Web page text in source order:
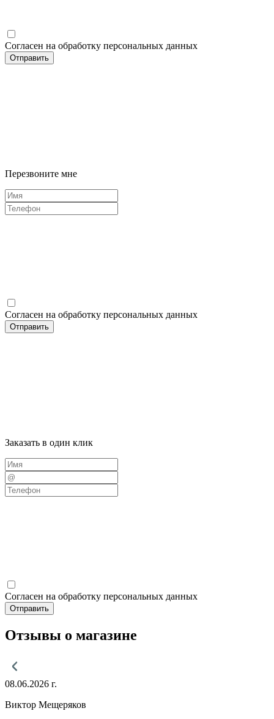
Согласен на обработку персональных данных
Отправить
Перезвоните мне
Согласен на обработку персональных данных
Отправить
Заказать в один клик
Согласен на обработку персональных данных
Отправить
Отзывы о магазине
08.06.2026 г.
Виктор Мещеряков